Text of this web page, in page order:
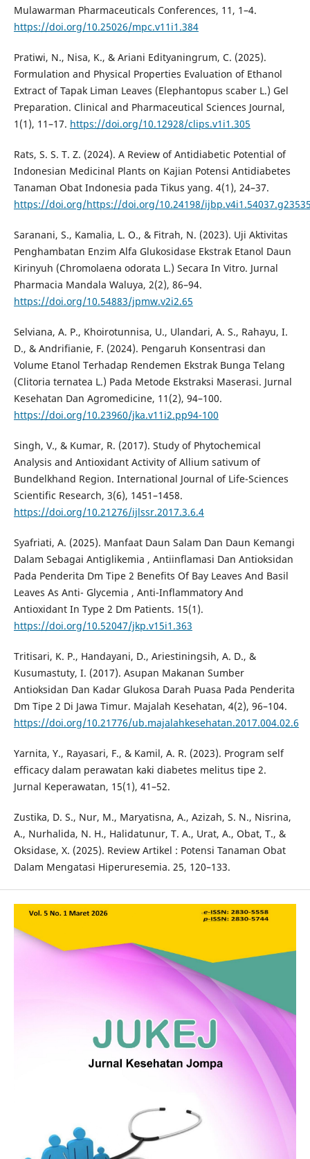
Mulawarman Pharmaceuticals Conferences, 11, 1–4.
https://doi.org/10.25026/mpc.v11i1.384
Pratiwi, N., Nisa, K., & Ariani Edityaningrum, C. (2025).
Formulation and Physical Properties Evaluation of Ethanol
Extract of Tapak Liman Leaves (Elephantopus scaber L.) Gel
Preparation. Clinical and Pharmaceutical Sciences Journal,
1(1), 11–17. https://doi.org/10.12928/clips.v1i1.305
Rats, S. S. T. Z. (2024). A Review of Antidiabetic Potential of
Indonesian Medicinal Plants on Kajian Potensi Antidiabetes
Tanaman Obat Indonesia pada Tikus yang. 4(1), 24–37.
https://doi.org/https://doi.org/10.24198/
Saranani, S., Kamalia, L. O., & Fitrah, N. (2023). Uji Aktivitas
Penghambatan Enzim Alfa Glukosidase Ekstrak Etanol Daun
Kirinyuh (Chromolaena odorata L.) Secara In Vitro. Jurnal
Pharmacia Mandala Waluya, 2(2), 86–94.
https://doi.org/10.54883/jpmw.v2i2.65
Selviana, A. P., Khoirotunnisa, U., Ulandari, A. S., Rahayu, I.
D., & Andrifianie, F. (2024). Pengaruh Konsentrasi dan
Volume Etanol Terhadap Rendemen Ekstrak Bunga Telang
(Clitoria ternatea L.) Pada Metode Ekstraksi Maserasi. Jurnal
Kesehatan Dan Agromedicine, 11(2), 94–100.
https://doi.org/10.23960/jka.v11i2.pp94-100
Singh, V., & Kumar, R. (2017). Study of Phytochemical
Analysis and Antioxidant Activity of Allium sativum of
Bundelkhand Region. International Journal of Life-Sciences
Scientific Research, 3(6), 1451–1458.
https://doi.org/10.21276/ijlssr.2017.3.6.4
Syafriati, A. (2025). Manfaat Daun Salam Dan Daun Kemangi
Dalam Sebagai Antiglikemia , Antiinflamasi Dan Antioksidan
Pada Penderita Dm Tipe 2 Benefits Of Bay Leaves And Basil
Leaves As Anti- Glycemia , Anti-Inflammatory And
Antioxidant In Type 2 Dm Patients. 15(1).
https://doi.org/10.52047/jkp.v15i1.363
Tritisari, K. P., Handayani, D., Ariestiningsih, A. D., &
Kusumastuty, I. (2017). Asupan Makanan Sumber
Antioksidan Dan Kadar Glukosa Darah Puasa Pada Penderita
Dm Tipe 2 Di Jawa Timur. Majalah Kesehatan, 4(2), 96–104.
https://doi.org/10.21776/ub.majalahkesehatan.2017.004.02.6
Yarnita, Y., Rayasari, F., & Kamil, A. R. (2023). Program self
efficacy dalam perawatan kaki diabetes melitus tipe 2.
Jurnal Keperawatan, 15(1), 41–52.
Zustika, D. S., Nur, M., Maryatisna, A., Azizah, S. N., Nisrina,
A., Nurhalida, N. H., Halidatunur, T. A., Urat, A., Obat, T., &
Oksidase, X. (2025). Review Artikel : Potensi Tanaman Obat
Dalam Mengatasi Hiperuresemia. 25, 120–133.